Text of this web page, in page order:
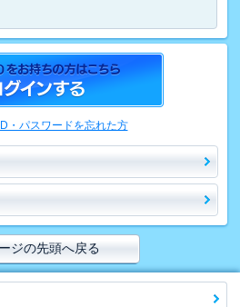
・パスワードを忘れた方
ジの先頭へ戻る